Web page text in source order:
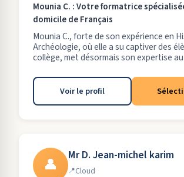
Mounia C. : Votre formatrice
domicile de Français
Mounia C., forte de son expérience en
Archéologie, où elle a su captiver des
collège, met désormais son expertise au
Voir le profil
👤 Mr D. Jean-michel karim
Cloud